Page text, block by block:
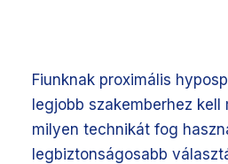
Fiunknak proximális
legjobb szakemberhez
milyen technikát fog
legbiztonságosabb